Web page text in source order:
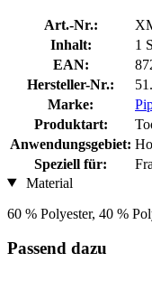
Art.-Nr.:
Inhalt:
1
EAN:
Hersteller-Nr.:
Marke:
Produktart:
Anwendungsgebiet:
Speziell für:
Material
60 % Polyester, 40 %
Passend dazu